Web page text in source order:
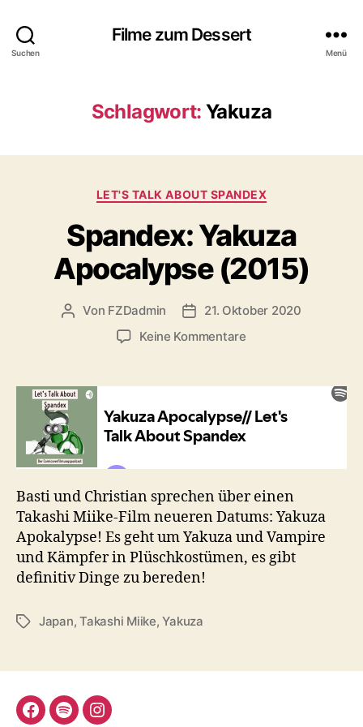
Suchen
Filme zum Dessert
Menü
Schlagwort: Yakuza
Kategorien
LET'S TALK ABOUT SPANDEX
Spandex: Yakuza
Apocalypse (2015)
Beitragsautor
Von FZDadmin Veröffentlichungsdatum
21. Oktober 2020
Keine Kommentarezu
Apocalypse
Basti und Christian sprechen über einen
Takashi Miike-Film neueren Datums: Yakuza
Apokalypse! Es geht um Yakuza und Vampire
und Kämpfer in Plüschkostümen, es gibt
definitiv Dinge zu bereden!
Schlagwörter
Japan,Takashi Miike,Yakuza
Facebook
SpotifyInstagram